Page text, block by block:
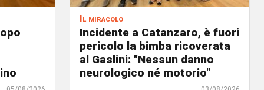
Il miracolo
Incidente a Catanzaro, è fuori
pericolo la bimba ricoverata
al Gaslini: "Nessun danno
neurologico né motorio"